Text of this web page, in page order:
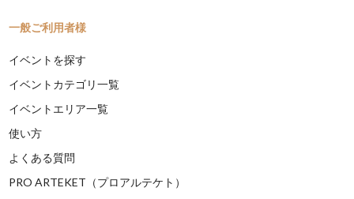
一般ご利用者様
イベントを探す
イベントカテゴリ一覧
イベントエリア一覧
使い方
よくある質問
PRO ARTEKET（プロアルテケト）